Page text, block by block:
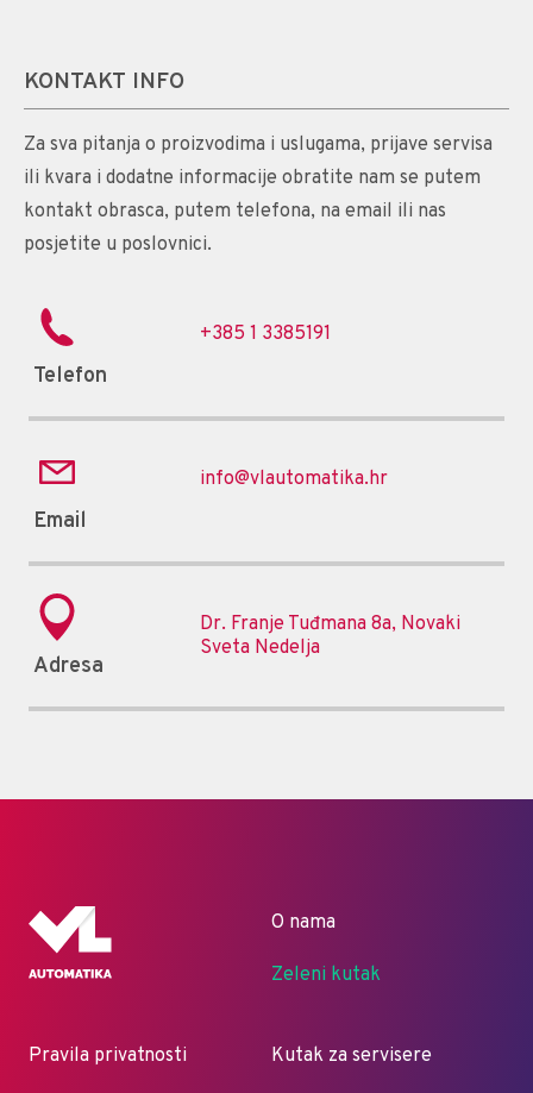
KONTAKT INFO
Za sva pitanja o proizvodima i uslugama, prijave servisa
ili kvara i dodatne informacije obratite nam se putem
kontakt obrasca, putem telefona, na email ili nas
posjetite u poslovnici.
Telefon
+385 1 3385191
Email
info@vlautomatika.hr
Adresa
Dr. Franje Tuđmana 8a, Novaki
Sveta Nedelja
O nama
Zeleni kutak
Pravila privatnosti Kutak za servisere